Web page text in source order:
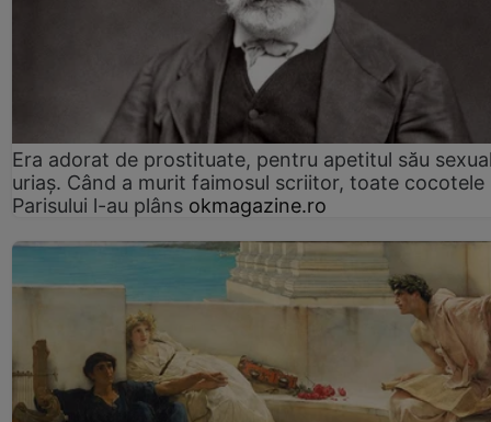
Era adorat de prostituate, pentru apetitul său
uriaș. Când a murit faimosul scriitor, toate cocotele
Parisului l-au plâns okmagazine.ro